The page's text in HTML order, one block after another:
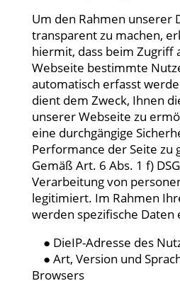
Um den Rahmen unserer
transparent zu machen,
hiermit, dass beim Zugriff
Webseite bestimmte
automatisch erfasst
dient dem Zweck, Ihnen
unserer Webseite zu
eine durchgängige
Performance der Seite zu
Gemäß Art. 6 Abs. 1 f)
Verarbeitung von
legitimiert. Im Rahmen
werden spezifische Daten
● DieIP-Adresse des
● Art, Version und
Browsers